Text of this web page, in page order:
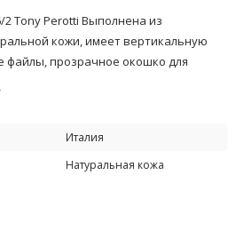
Tony Perotti Выполнена из
кожи, имеет вертикальную
файлы, прозрачное окошко для
Италия
Натуральная кожа